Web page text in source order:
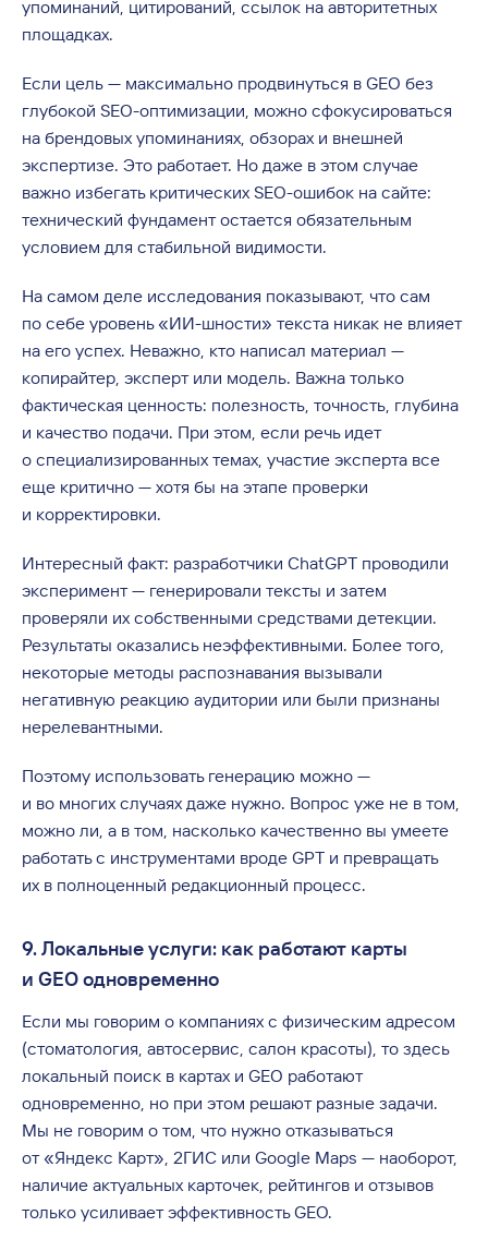
упоминаний, цитирований, ссылок на авторитетных
площадках.
Если цель — максимально продвинуться в GEO без
глубокой SEO-оптимизации, можно сфокусироваться
на брендовых упоминаниях, обзорах и внешней
экспертизе. Это работает. Но даже в этом случае
важно избегать критических SEO-ошибок на сайте:
технический фундамент остается обязательным
условием для стабильной видимости.
На самом деле исследования показывают, что сам
по себе уровень «ИИ-шности» текста никак не влияет
на его успех. Неважно, кто написал материал —
копирайтер, эксперт или модель. Важна только
фактическая ценность: полезность, точность, глубина
и качество подачи. При этом, если речь идет
о специализированных темах, участие эксперта все
еще критично — хотя бы на этапе проверки
и корректировки.
Интересный факт: разработчики ChatGPT проводили
эксперимент — генерировали тексты и затем
проверяли их собственными средствами детекции.
Результаты оказались неэффективными. Более того,
некоторые методы распознавания вызывали
негативную реакцию аудитории или были признаны
нерелевантными.
Поэтому использовать генерацию можно —
и во многих случаях даже нужно. Вопрос уже не в том,
можно ли, а в том, насколько качественно вы умеете
работать с инструментами вроде GPT и превращать
их в полноценный редакционный процесс.
9. Локальные услуги: как работают карты
и GEO одновременно
Если мы говорим о компаниях с физическим адресом
(стоматология, автосервис, салон красоты), то здесь
локальный поиск в картах и GEO работают
одновременно, но при этом решают разные задачи.
Мы не говорим о том, что нужно отказываться
от «Яндекс Карт», 2ГИС или Google Maps — наоборот,
наличие актуальных карточек, рейтингов и отзывов
только усиливает эффективность GEO.